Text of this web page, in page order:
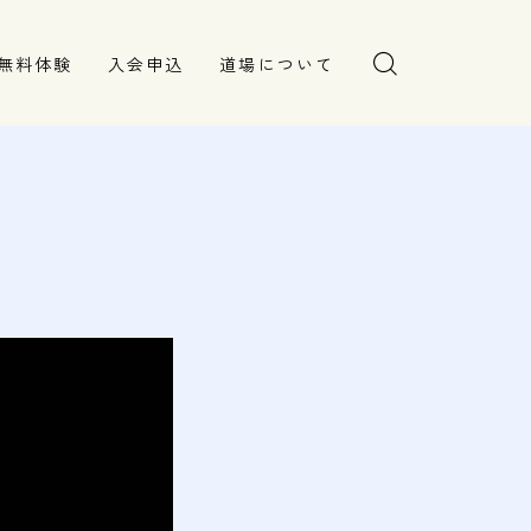
料体験 入会申込 道場について